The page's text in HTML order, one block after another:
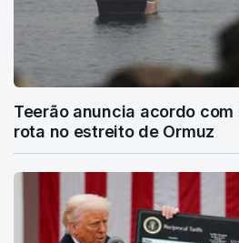
Teerão anuncia acordo com
rota no estreito de Ormuz